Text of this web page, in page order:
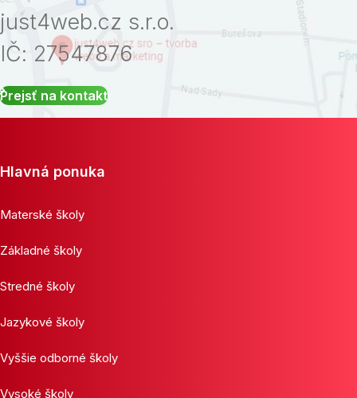
just4web.cz s.r.o.
IČ: 27547876
Prejsť na kontakt
Hlavná ponuka
Materské školy
Základné školy
Stredné školy
Jazykové školy
Vyššie odborné školy
Vysoké školy